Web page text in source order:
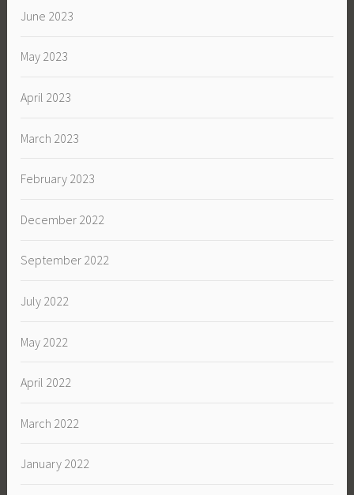
June 2023
May 2023
April 2023
March 2023
February 2023
December 2022
September 2022
July 2022
May 2022
April 2022
March 2022
January 2022